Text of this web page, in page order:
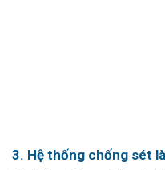
3. Hệ thống chống sét